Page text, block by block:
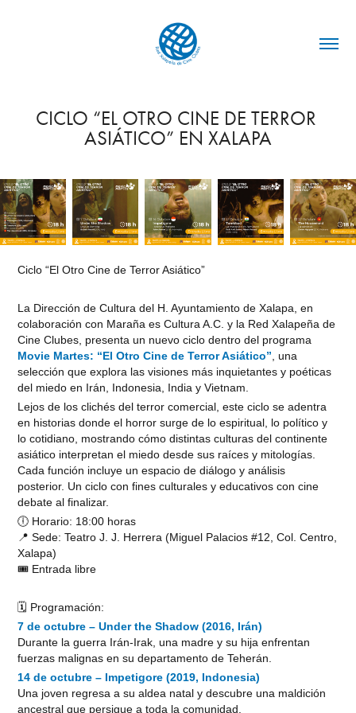
CICLO “EL OTRO CINE DE TERROR
ASIÁTICO” EN XALAPA
Ciclo “El Otro Cine de Terror Asiático”
La Dirección de Cultura del H. Ayuntamiento de Xalapa, en
colaboración con Maraña es Cultura A.C. y la Red Xalapeña de
Cine Clubes, presenta un nuevo ciclo dentro del programa
Movie Martes: “El Otro Cine de Terror Asiático” , una
selección que explora las visiones más inquietantes y poéticas
del miedo en Irán, Indonesia, India y Vietnam.
Lejos de los clichés del terror comercial, este ciclo se adentra
en historias donde el horror surge de lo espiritual, lo político y
lo cotidiano, mostrando cómo distintas culturas del continente
asiático interpretan el miedo desde sus raíces y mitologías.
Cada función incluye un espacio de diálogo y análisis
posterior. Un ciclo con fines culturales y educativos con cine
debate al finalizar.
🕕 Horario: 18:00 horas
📍 Sede: Teatro J. J. Herrera (Miguel Palacios #12, Col. Centro,
Xalapa)
🎟️ Entrada libre
🗓️ Programación:
7 de octubre – Under the Shadow (2016, Irán)
Durante la guerra Irán-Irak, una madre y su hija enfrentan
fuerzas malignas en su departamento de Teherán.
14 de octubre – Impetigore (2019, Indonesia)
Una joven regresa a su aldea natal y descubre una maldición
ancestral que persigue a toda la comunidad.